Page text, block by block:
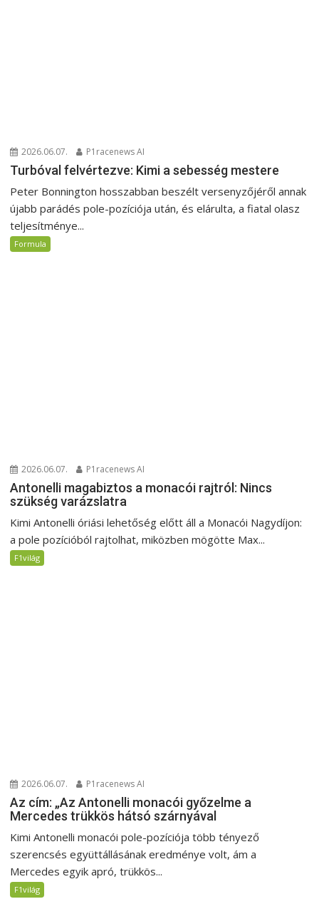
2026.06.07. P1racenews AI
Turbóval felvértezve: Kimi a sebesség mestere
Peter Bonnington hosszabban beszélt versenyzőjéről annak
újabb parádés pole-pozíciója után, és elárulta, a fiatal olasz
teljesítménye...
Formula
2026.06.07. P1racenews AI
Antonelli magabiztos a monacói rajtról: Nincs
szükség varázslatra
Kimi Antonelli óriási lehetőség előtt áll a Monacói Nagydíjon:
a pole pozícióból rajtolhat, miközben mögötte Max...
F1világ
2026.06.07. P1racenews AI
Az cím: „Az Antonelli monacói győzelme a
Mercedes trükkös hátsó szárnyával
Kimi Antonelli monacói pole-pozíciója több tényező
szerencsés együttállásának eredménye volt, ám a
Mercedes egyik apró, trükkös...
F1világ